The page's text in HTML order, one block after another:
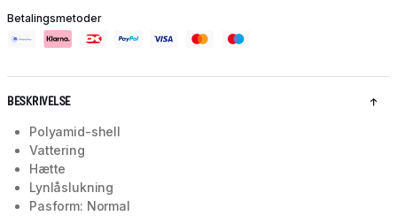
Betalingsmetoder
BESKRIVELSE
Polyamid-shell
Vattering
Hætte
Lynlåslukning
Pasform: Normal